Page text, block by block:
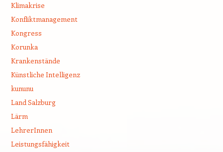
Klimakrise
Konfliktmanagement
Kongress
Korunka
Krankenstände
Künstliche Intelligenz
kununu
Land Salzburg
Lärm
LehrerInnen
Leistungsfähigkeit